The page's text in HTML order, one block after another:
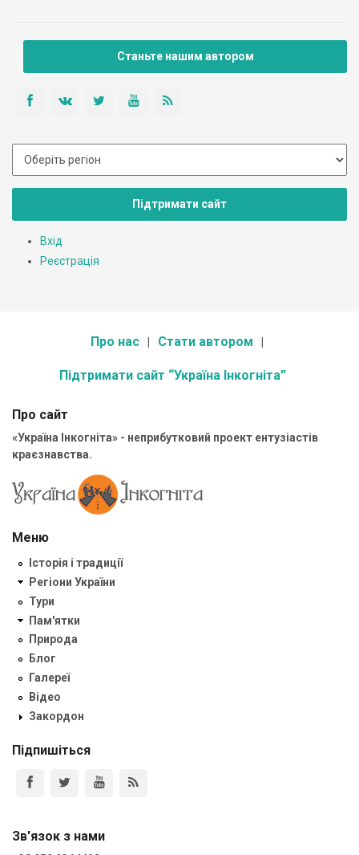
Станьте нашим автором
Підтримати сайт
Вхід
Реєстрація
Про нас Стати автором
Підтримати сайт “Україна Інкогніта”
Про сайт
«Україна Інкогніта» - неприбутковий проект ентузіастів
краєзнавства.
Меню
Історія і традиції
Регіони України
Тури
Пам'ятки
Природа
Блог
Галереї
Відео
Закордон
Підпишіться
Зв'язок з нами